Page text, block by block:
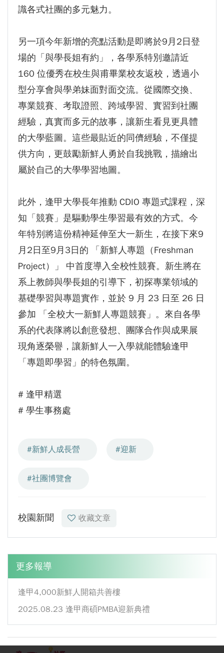
識各式社團的多元魅力。
另一項今年新增的亮點活動是即將於9月2日登
場的「與學長姐有約」，各學系特別邀請近
160 位優秀在校生與甫畢業校友返校，透過小
型分享會與學弟妹面對面交流。從國際交換、
專業競賽、考取證照、跨域學習、實習到社團
經驗，真實而多元的故事，讓新生看見更具體
的大學藍圖。這些最貼近的同儕經驗，不僅提
供方向，更鼓勵新鮮人勇於自我挑戰，描繪出
屬於自己的大學學習地圖。
此外，逢甲大學長年推動 CDIO 專題式課程，深
知「競賽」是驅動學生學習最有效的方式。今
年特別將這份精神延伸至大一新生，在接下來9
月2日至9月3日的 「新鮮人專題（Freshman
Project）」 中首度導入全校性競賽。新生將在
系上教師與學長姐的引導下，初探專業領域的
基礎學習與專題實作，並於 9 月 23 日至 26 日
參加 「全校大一新鮮人專題競賽」。來自各學
系的代表隊將以創意發想、團隊合作與成果展
現角逐榮譽，讓新鮮人一入學就能體驗逢甲
「專題即學習」的特色氛圍。
# 逢甲精選
# 學生事務處
#新鮮人成長營 #迎新
#社團博覽會
校園新聞 收藏文章
更多報導
逢甲4,000新鮮人開箱共善樓
2025.08.23 逢甲商碩PMBA迎新典禮